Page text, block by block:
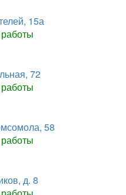
15а
72
58
д. 8